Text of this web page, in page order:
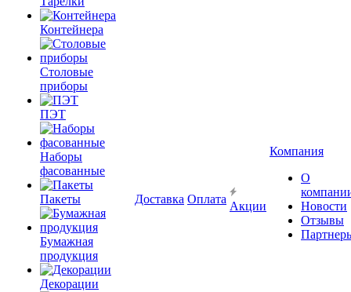
Контейнера
Столовые
приборы
ПЭТ
Наборы
фасованные
Пакеты
Бумажная
продукция
Декорации
Доставка Оплата
Акции
Компания
О
Новости
Отзывы